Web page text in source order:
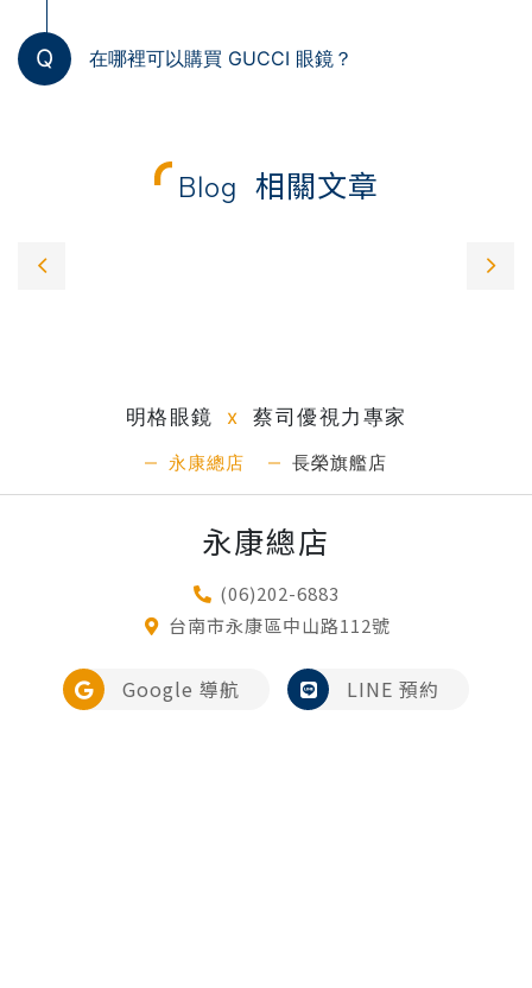
Q 在哪裡可以購買 GUCCI 眼鏡？
Blog 相關文章
明格眼鏡 x 蔡司優視力專家
永康總店 長榮旗艦店
永康總店
(06)202-6883
台南市永康區中山路112號
Google 導航 LINE 預約